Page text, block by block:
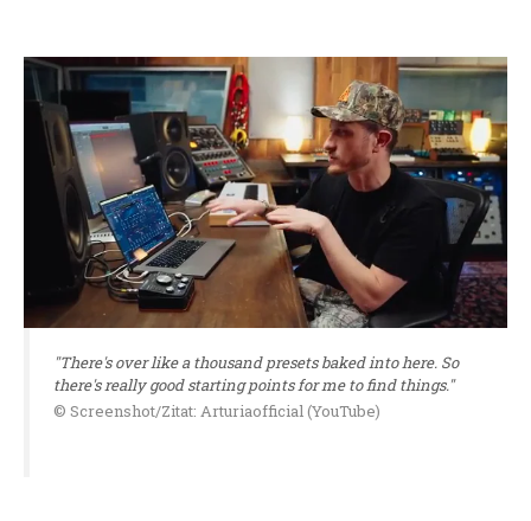
"There's over like a thousand presets baked into here. So
there's really good starting points for me to find things."
© Screenshot/Zitat: Arturiaofficial (YouTube)